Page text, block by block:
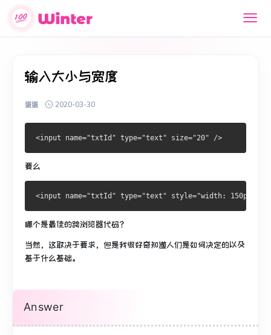
输入大小与宽度
蛋蛋 2020-03-30
要么
哪个是最佳的跨浏览器代码？
当然，这取决于要求，但是我很好奇知道人们是如何决定的以及
基于什么基础。
Answer